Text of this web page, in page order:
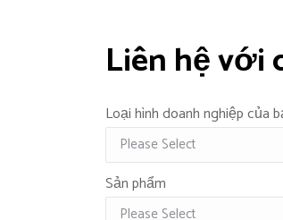
Liên hệ với
Loại hình doanh nghiệp của
Sản phẩm